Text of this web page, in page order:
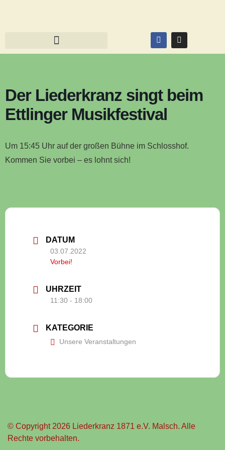
Der Liederkranz singt beim
Ettlinger Musikfestival
Um 15:45 Uhr auf der großen Bühne im Schlosshof.
Kommen Sie vorbei – es lohnt sich!
DATUM
03.07.2022
Vorbei!
UHRZEIT
11:30 - 18:00
KATEGORIE
Unsere Veranstaltungen
© Copyright 2026 Liederkranz 1871 e.V. Malsch. Alle
Rechte vorbehalten.